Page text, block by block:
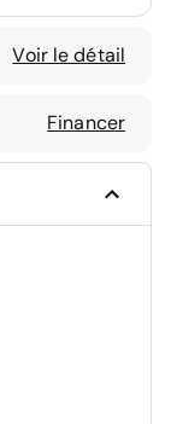
Voir le détail
Financer